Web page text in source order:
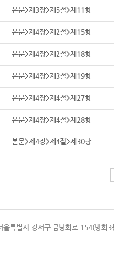
본문>제3장>제5절>제11항
본문>제4장>제2절>제15항
본문>제4장>제2절>제18항
본문>제4장>제3절>제19항
본문>제4장>제4절>제27항
본문>제4장>제4절>제28항
본문>제4장>제4절>제30항
울특별시 강서구 금낭화로 154(방화3